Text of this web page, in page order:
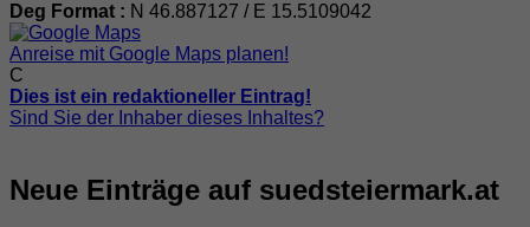
Deg Format : N 46.887127 / E 15.5109042
Anreise mit Google Maps planen!
C
Dies ist ein redaktioneller Eintrag!
Sind Sie der Inhaber dieses Inhaltes?
Neue Einträge auf suedsteiermark.at